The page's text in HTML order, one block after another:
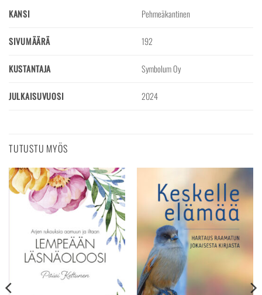
KANSI Pehmeäkantinen
SIVUMÄÄRÄ 192
KUSTANTAJA Symbolum Oy
JULKAISUVUOSI 2024
TUTUSTU MYÖS